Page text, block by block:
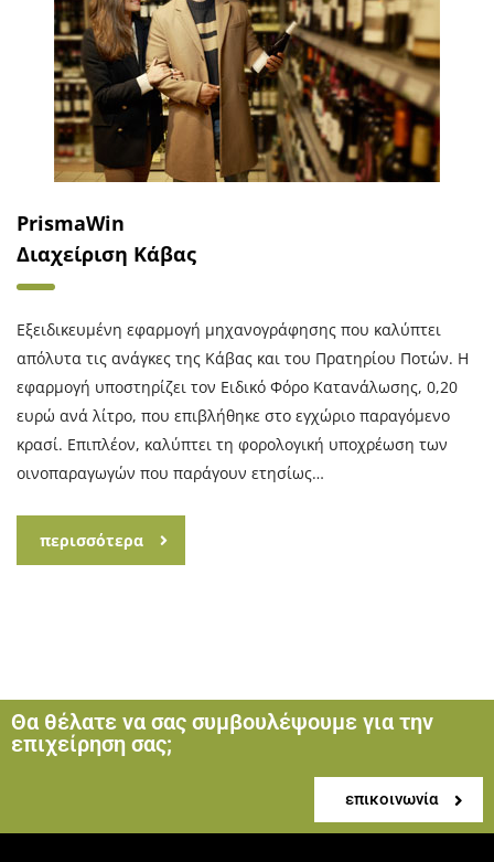
PrismaWin
Διαχείριση Κάβας
Εξειδικευμένη εφαρμογή μηχανογράφησης που καλύπτει
απόλυτα τις ανάγκες της Κάβας και του Πρατηρίου Ποτών. Η
εφαρμογή υποστηρίζει τον Ειδικό Φόρο Κατανάλωσης, 0,20
ευρώ ανά λίτρο, που επιβλήθηκε στο εγχώριο παραγόμενο
κρασί. Επιπλέον, καλύπτει τη φορολογική υποχρέωση των
οινοπαραγωγών που παράγουν ετησίως…
περισσότερα
Θα θέλατε να σας συμβουλέψουμε για την
επιχείρηση σας;
επικοινωνία